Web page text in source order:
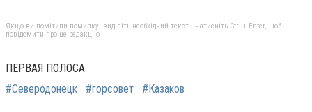
Якщо ви помітили помилку, виділіть необхідний текст і натисніть Ctrl + Enter, щоб
повідомити про це редакцію
ПЕРВАЯ ПОЛОСА
#Северодонецк
#горсовет #Казаков